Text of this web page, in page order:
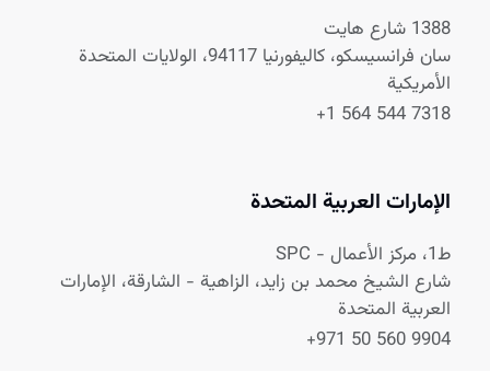
1388 شارع هايت
سان فرانسيسكو، كاليفورنيا 94117، الولايات المتحدة
الأمريكية
+1 564 544 7318
الإمارات العربية المتحدة
ط1، مركز الأعمال - SPC
شارع الشيخ محمد بن زايد، الزاهية - الشارقة، الإمارات
العربية المتحدة
+971 50 560 9904